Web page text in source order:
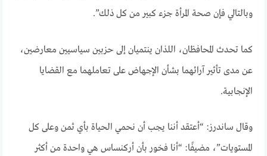
وبالتالي فإن صحة المرأة جزء كبير من كل ذلك”.
كما تحدث المحافظان، اللذان ينتميان إلى حزبين سياسيين معارضين،
عن مدى تأثير آرائهما بشأن الإجهاض على تعاملهما مع القضايا
الإنجابية.
وقال ساندرز: “أعتقد أننا يجب أن نحمي الحياة بأي ثمن وعلى كل
المستويات”، مضيفًا: “أنا فخور بأن أركنساس هي واحدة من أكثر